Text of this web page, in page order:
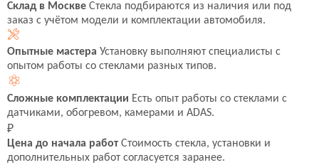
Склад в Москве Стекла подбираются из наличия или под
заказ с учётом модели и комплектации автомобиля.
Опытные мастера Установку выполняют специалисты с
опытом работы со стеклами разных типов.
Сложные комплектации Есть опыт работы со стеклами с
датчиками, обогревом, камерами и ADAS.
₽
Цена до начала работ Стоимость стекла, установки и
дополнительных работ согласуется заранее.